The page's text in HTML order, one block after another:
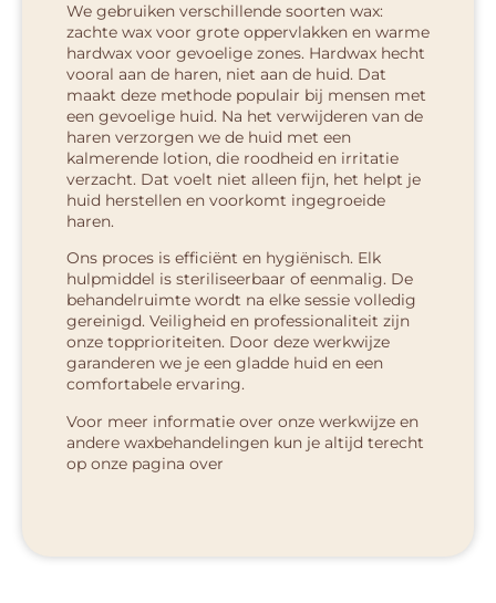
We gebruiken verschillende soorten wax:
zachte wax voor grote oppervlakken en warme
hardwax voor gevoelige zones. Hardwax hecht
vooral aan de haren, niet aan de huid. Dat
maakt deze methode populair bij mensen met
een gevoelige huid. Na het verwijderen van de
haren verzorgen we de huid met een
kalmerende lotion, die roodheid en irritatie
verzacht. Dat voelt niet alleen fijn, het helpt je
huid herstellen en voorkomt ingegroeide
haren.
Ons proces is efficiënt en hygiënisch. Elk
hulpmiddel is steriliseerbaar of eenmalig. De
behandelruimte wordt na elke sessie volledig
gereinigd. Veiligheid en professionaliteit zijn
onze topprioriteiten. Door deze werkwijze
garanderen we je een gladde huid en een
comfortabele ervaring.
Voor meer informatie over onze werkwijze en
andere waxbehandelingen kun je altijd terecht
op onze pagina over